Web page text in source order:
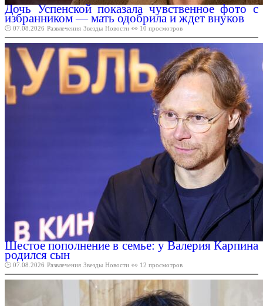
Дочь Успенской показала чувственное фото с
избранником — мать одобрила и ждет внуков
🕑 07.08.2026 Развлечения Звезды Новости 👀 10 просмотров
Шестое пополнение в семье: у Валерия Карпина
родился сын
🕑 07.08.2026 Развлечения Звезды Новости 👀 12 просмотров